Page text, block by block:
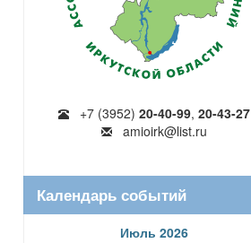
+7 (3952)20-40-99,20-43-27
amioirk@list.ru
Календарь событий
Июль 2026